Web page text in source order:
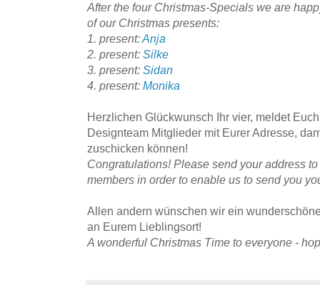
After the four Christmas-Specials we are
of our Christmas presents:
1. present:Anja
2. present: Silke
3. present: Sidan
4. present: Monika
Herzlichen Glückwunsch Ihr vier, meldet
Designteam Mitglieder mit Eurer Adresse,
zuschicken können!
Congratulations! Please send your address
members in order to enable us to send you
Allen andern wünschen wir ein
an Eurem Lieblingsort!
A wonderful Christmas Time to everyone -